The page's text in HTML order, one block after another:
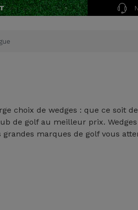
choix de wedges : que ce soit
de golf au meilleur prix.
grandes marques de golf vous